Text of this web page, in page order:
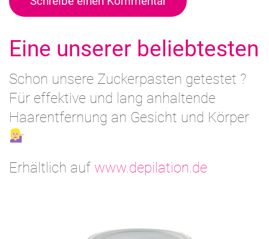
Eine unserer beliebtesten
Schon unsere Zuckerpasten getestet ?
Für effektive und lang anhaltende
Haarentfernung an Gesicht und Körper
Erhältlich auf www.depilation.de